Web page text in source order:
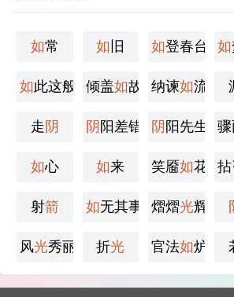
如常 如 旧 如登春台 如
如此这般 倾盖如故 纳谏如流
走 阴 阴 阳差错 阴 阳先生 骤
如心 如来 笑靥如花
射箭 如无其事 熠熠光辉
风光秀丽 折光 官法如炉